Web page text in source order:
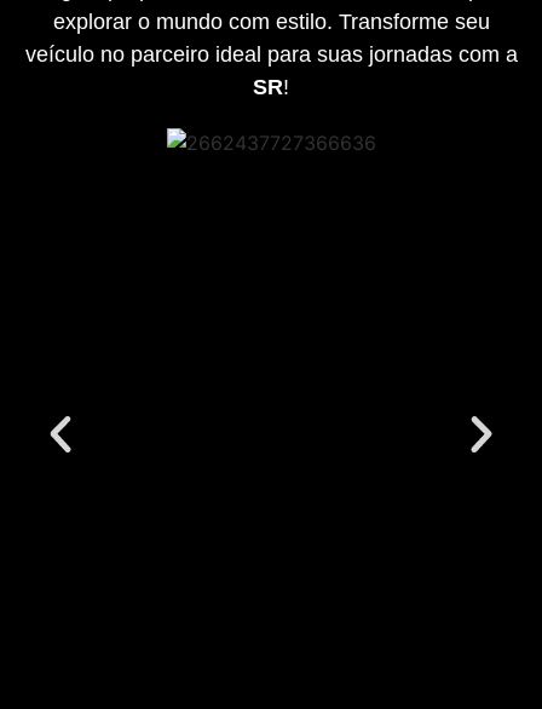
explorar o mundo com estilo. Transforme seu
veículo no parceiro ideal para suas jornadas com a
SR!